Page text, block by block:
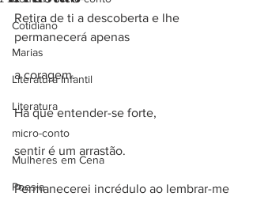
Cotidiano
Marias
Literatura Infantil
Literatura
micro-conto
Mulheres em Cena
Poesia
Retira de ti a descoberta e lhe
permanecerá apenas
a coragem.
Há que entender-se forte,
sentir é um arrastão.
Permanecerei incrédulo ao lembrar-me